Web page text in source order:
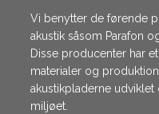
Vi benytter de førende
akustik såsom Parafon
Disse producenter har
materialer og
akustikpladerne
miljøet.